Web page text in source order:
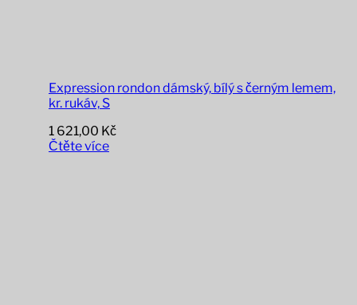
Expression rondon dámský, bílý s černým lemem,
kr. rukáv, S
1 621,00 Kč
Čtěte více